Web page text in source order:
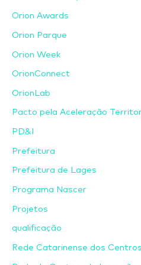
Orion Awards
Orion Parque
Orion Week
OrionConnect
OrionLab
Pacto pela Aceleração
PD&I
Prefeitura
Prefeitura de Lages
Programa Nascer
Projetos
qualificação
Rede Catarinense dos